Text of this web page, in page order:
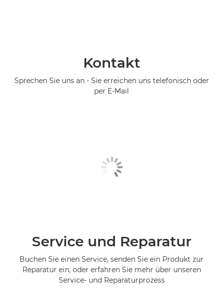
Kontakt
Sprechen Sie uns an - Sie erreichen uns telefonisch oder
per E-Mail
Service und Reparatur
Buchen Sie einen Service, senden Sie ein Produkt zur
Reparatur ein, oder erfahren Sie mehr über unseren
Service- und Reparaturprozess